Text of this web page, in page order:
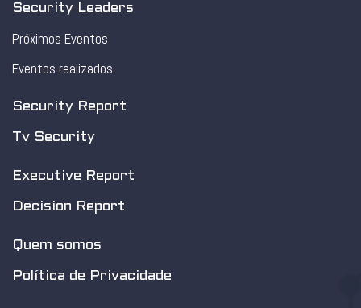
Security Leaders
Próximos Eventos
Eventos realizados
Security Report
Tv Security
Executive Report
Decision Report
Quem somos
Política de Privacidade